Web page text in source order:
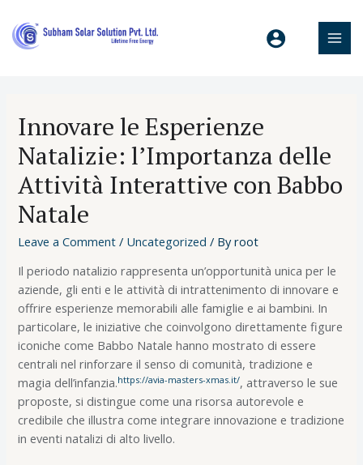
Innovare le Esperienze
Natalizie: l’Importanza delle
Attività Interattive con Babbo
Natale
Leave a Comment / Uncategorized / Byroot
Il periodo natalizio rappresenta un’opportunità unica per le
aziende, gli enti e le attività di intrattenimento di innovare e
offrire esperienze memorabili alle famiglie e ai bambini. In
particolare, le iniziative che coinvolgono direttamente figure
iconiche come Babbo Natale hanno mostrato di essere
centrali nel rinforzare il senso di comunità, tradizione e
magia dell’infanzia.https://avia-masters-xmas.it/, attraverso le sue
proposte, si distingue come una risorsa autorevole e
credibile che illustra come integrare innovazione e tradizione
in eventi natalizi di alto livello.